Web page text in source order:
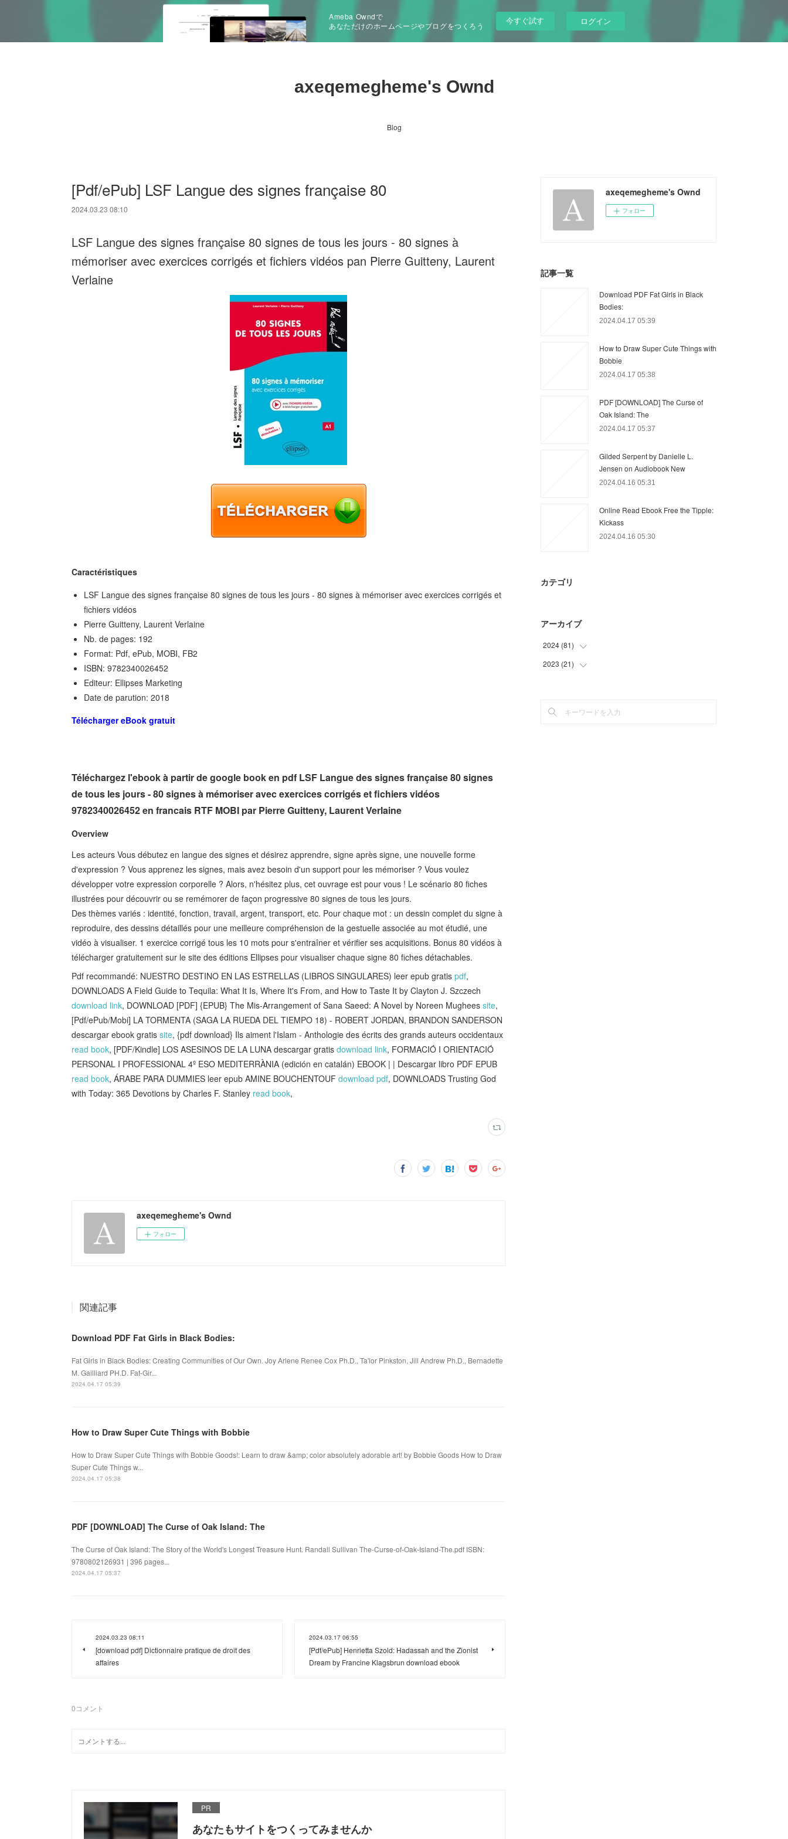
Ameba Owndで
あなただけのホームページやブログをつくろう
今すぐ試す ログイン
axeqemegheme's Ownd
Blog
[Pdf/ePub] LSF Langue des signes française 80
2024.03.23 08:10
LSF Langue des signes française 80 signes de tous les jours - 80 signes à
mémoriser avec exercices corrigés et fichiers vidéos pan Pierre Guitteny, Laurent
Verlaine
Caractéristiques
LSF Langue des signes française 80 signes de tous les jours - 80 signes à mémoriser avec exercices corrigés et
fichiers vidéos
Pierre Guitteny, Laurent Verlaine
Nb. de pages: 192
Format: Pdf, ePub, MOBI, FB2
ISBN: 9782340026452
Editeur: Ellipses Marketing
Date de parution: 2018
Télécharger eBook gratuit
Téléchargez l'ebook à partir de google book en pdf LSF Langue des signes française 80 signes
de tous les jours - 80 signes à mémoriser avec exercices corrigés et fichiers vidéos
9782340026452 en francais RTF MOBI par Pierre Guitteny, Laurent Verlaine
Overview
Les acteurs Vous débutez en langue des signes et désirez apprendre, signe après signe, une nouvelle forme
d'expression ? Vous apprenez les signes, mais avez besoin d'un support pour les mémoriser ? Vous voulez
développer votre expression corporelle ? Alors, n'hésitez plus, cet ouvrage est pour vous ! Le scénario 80 fiches
illustrées pour découvrir ou se remémorer de façon progressive 80 signes de tous les jours.
Des thèmes variés : identité, fonction, travail, argent, transport, etc. Pour chaque mot : un dessin complet du signe à
reproduire, des dessins détaillés pour une meilleure compréhension de la gestuelle associée au mot étudié, une
vidéo à visualiser. 1 exercice corrigé tous les 10 mots pour s'entraîner et vérifier ses acquisitions. Bonus 80 vidéos à
télécharger gratuitement sur le site des éditions Ellipses pour visualiser chaque signe 80 fiches détachables.
Pdf recommandé: NUESTRO DESTINO EN LAS ESTRELLAS (LIBROS SINGULARES) leer epub gratis pdf,
DOWNLOADS A Field Guide to Tequila: What It Is, Where It's From, and How to Taste It by Clayton J. Szczech
download link, DOWNLOAD [PDF] {EPUB} The Mis-Arrangement of Sana Saeed: A Novel by Noreen Mughees site,
[Pdf/ePub/Mobi] LA TORMENTA (SAGA LA RUEDA DEL TIEMPO 18) - ROBERT JORDAN, BRANDON SANDERSON
descargar ebook gratis site, {pdf download} Ils aiment l'Islam - Anthologie des écrits des grands auteurs occidentaux
read book, [PDF/Kindle] LOS ASESINOS DE LA LUNA descargar gratis download link, FORMACIÓ I ORIENTACIÓ
PERSONAL I PROFESSIONAL 4º ESO MEDITERRÀNIA (edición en catalán) EBOOK | | Descargar libro PDF EPUB
read book, ÁRABE PARA DUMMIES leer epub AMINE BOUCHENTOUF download pdf, DOWNLOADS Trusting God
with Today: 365 Devotions by Charles F. Stanley read book,
axeqemegheme's Ownd
フォロー
関連記事
Download PDF Fat Girls in Black Bodies:
Fat Girls in Black Bodies: Creating Communities of Our Own. Joy Arlene Renee Cox Ph.D., Ta'lor Pinkston, Jill Andrew Ph.D., Bernadette
M. Gailliard PH.D. Fat-Gir...
2024.04.17 05:39
How to Draw Super Cute Things with Bobbie
How to Draw Super Cute Things with Bobbie Goods!: Learn to draw &amp; color absolutely adorable art! by Bobbie Goods How to Draw
Super Cute Things w...
2024.04.17 05:38
PDF [DOWNLOAD] The Curse of Oak Island: The
The Curse of Oak Island: The Story of the World's Longest Treasure Hunt. Randall Sullivan The-Curse-of-Oak-Island-The.pdf ISBN:
9780802126931 | 396 pages...
2024.04.17 05:37
2024.03.23 08:11
[download pdf] Dictionnaire pratique de droit des
affaires
2024.03.17 06:55
[Pdf/ePub] Henrietta Szold: Hadassah and the Zionist
Dream by Francine Klagsbrun download ebook
0コメント
PR
あなたもサイトをつくってみませんか
axeqemegheme's Ownd
フォロー
記事一覧
Download PDF Fat Girls in Black
Bodies:
2024.04.17 05:39
How to Draw Super Cute Things with
Bobbie
2024.04.17 05:38
PDF [DOWNLOAD] The Curse of
Oak Island: The
2024.04.17 05:37
Gilded Serpent by Danielle L.
Jensen on Audiobook New
2024.04.16 05:31
Online Read Ebook Free the Tipple:
Kickass
2024.04.16 05:30
カテゴリ
アーカイブ
2024 (81)
(48
)
2023 (21)
(